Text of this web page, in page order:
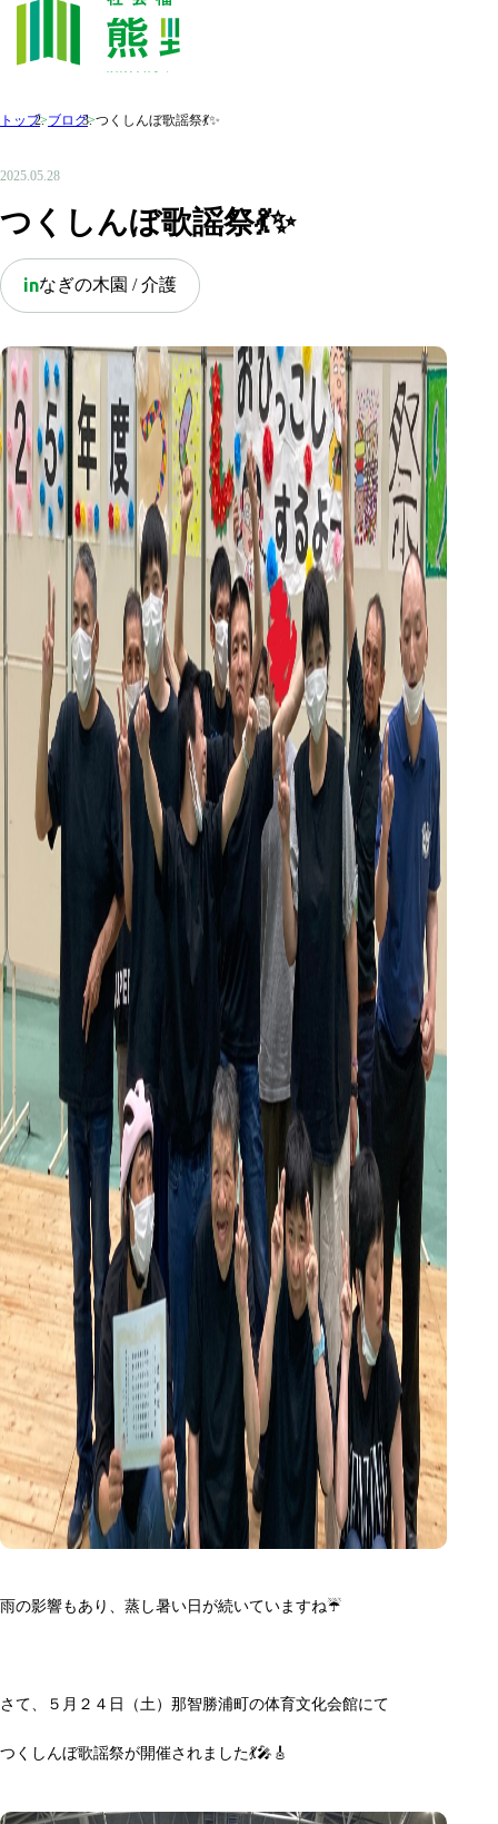
つくしんぼ歌謡祭💃✨
2025.05.28
inなぎの木園 / 介護
雨の影響もあり、蒸し暑い日が続いていますね☔
さて、５月２４日（土）那智勝浦町の体育文化会館にて
つくしんぼ歌謡祭が開催されました💃🎤🎸
トップ>ブログ>つくしんぼ歌謡祭💃✨